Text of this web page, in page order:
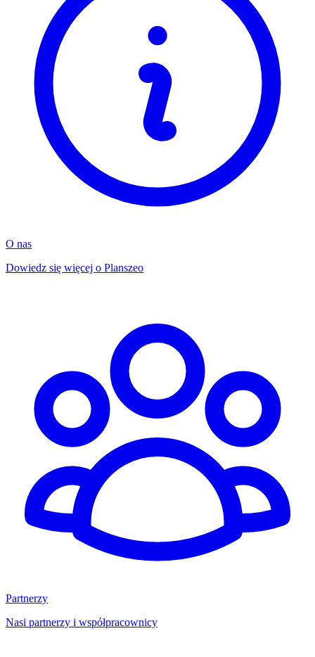
O nas
Dowiedz się więcej o Planszeo
Partnerzy
Nasi partnerzy i współpracownicy